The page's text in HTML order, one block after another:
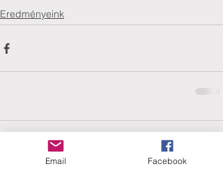
Eredményeink
Comments
Email Facebook